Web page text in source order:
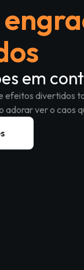
em
efeitos divertidos
adorar ver o caos